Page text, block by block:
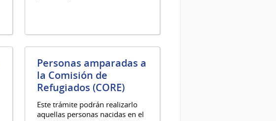
Personas amparadas a
la Comisión de
Refugiados (CORE)
Este trámite podrán realizarlo
aquellas personas nacidas en el